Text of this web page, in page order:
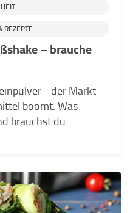
REZEPTE
– brauche
- der Markt
boomt. Was
brauchst du